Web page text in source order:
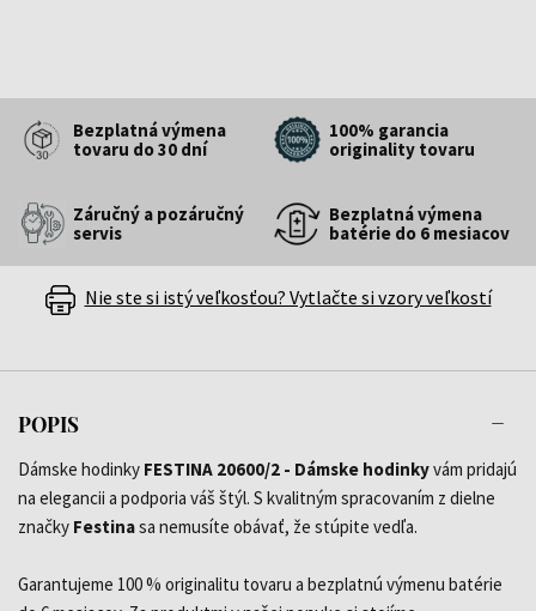
Bezplatná výmena
tovaru do 30 dní
100% garancia
originality tovaru
Záručný a pozáručný
servis
Bezplatná výmena
batérie do 6 mesiacov
Nie ste si istý veľkosťou? Vytlačte si vzory veľkostí
POPIS
Dámske hodinky FESTINA 20600/2 - Dámske hodinkyvám pridajú
na elegancii a podporia váš štýl. S kvalitným spracovaním z dielne
značky Festinasa nemusíte obávať, že stúpite vedľa.
Garantujeme 100 % originalitu tovaru a bezplatnú výmenu batérie